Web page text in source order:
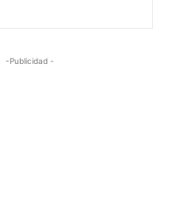
-Publicidad -